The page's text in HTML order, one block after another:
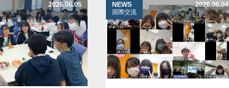
2026.06.05 NEWS
国際交流
2026.06.04